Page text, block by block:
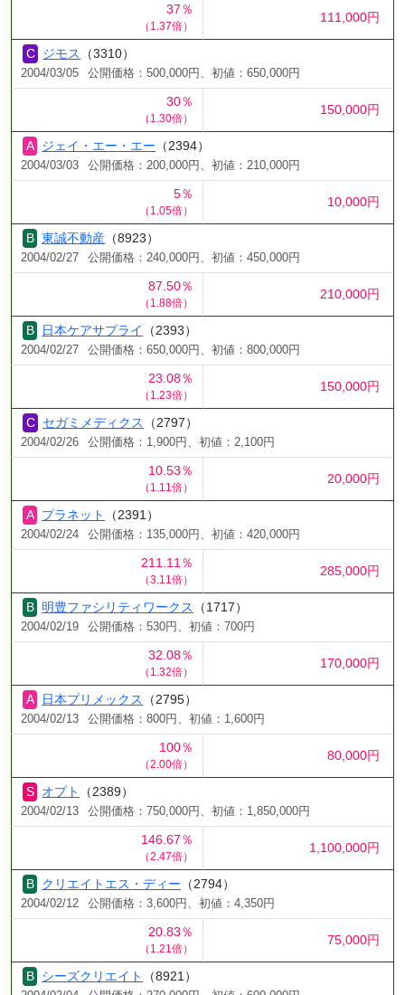
37％
（1.37倍）
111,000円
ジモス （3310）
2004/03/05 公開価格：500,000円、初値：650,000円
30％
（1.30倍）
150,000円
ジェイ・エー・エー （2394）
2004/03/03 公開価格：200,000円、初値：210,000円
5％
（1.05倍）
10,000円
東誠不動産 （8923）
2004/02/27 公開価格：240,000円、初値：450,000円
87.50％
（1.88倍）
210,000円
日本ケアサプライ （2393）
2004/02/27 公開価格：650,000円、初値：800,000円
23.08％
（1.23倍）
150,000円
セガミメディクス （2797）
2004/02/26 公開価格：1,900円、初値：2,100円
10.53％
（1.11倍）
20,000円
プラネット （2391）
2004/02/24 公開価格：135,000円、初値：420,000円
211.11％
（3.11倍）
285,000円
明豊ファシリティワークス （1717）
2004/02/19 公開価格：530円、初値：700円
32.08％
（1.32倍）
170,000円
日本プリメックス （2795）
2004/02/13 公開価格：800円、初値：1,600円
100％
（2.00倍）
80,000円
オプト （2389）
2004/02/13 公開価格：750,000円、初値：1,850,000円
146.67％
（2.47倍）
1,100,000円
クリエイトエス・ディー （2794）
2004/02/12 公開価格：3,600円、初値：4,350円
20.83％
（1.21倍）
75,000円
シーズクリエイト （8921）